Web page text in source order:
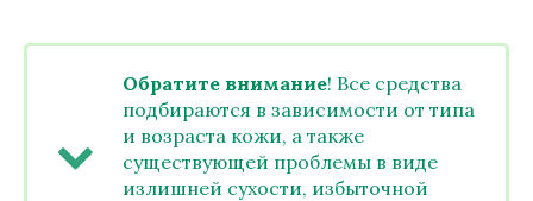
Обратите внимание! Все средства
подбираются в зависимости от типа
и возраста кожи, а также
существующей проблемы в виде
излишней сухости, избыточной